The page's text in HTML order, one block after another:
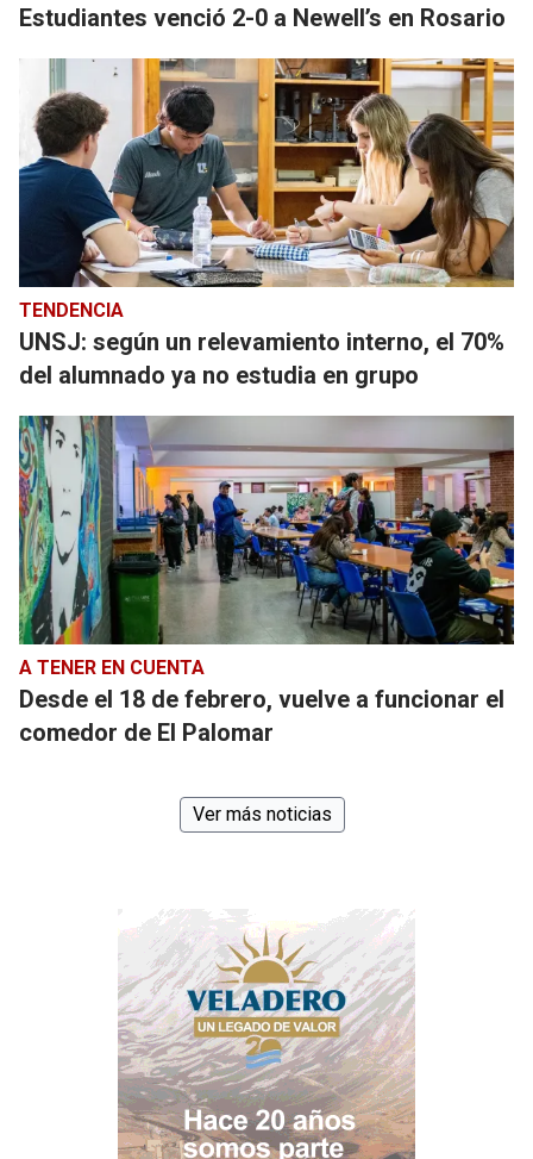
Estudiantes venció 2-0 a Newell’s en Rosario
TENDENCIA
UNSJ: según un relevamiento interno, el 70%
del alumnado ya no estudia en grupo
A TENER EN CUENTA
Desde el 18 de febrero, vuelve a funcionar el
comedor de El Palomar
Ver más noticias